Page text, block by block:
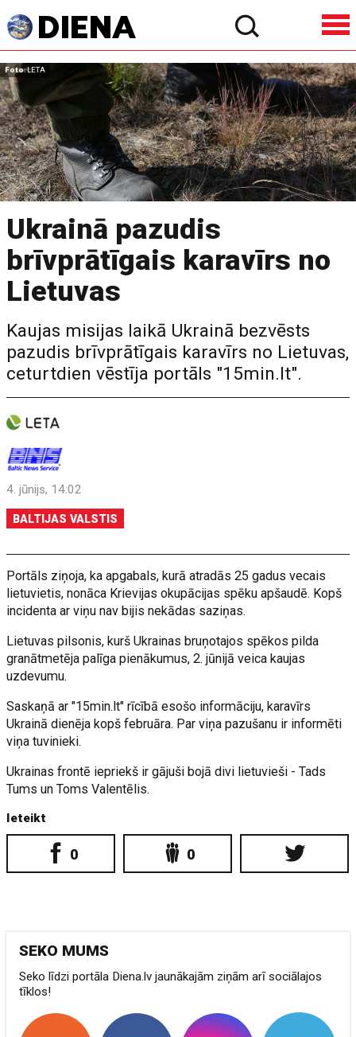
Foto: LETA
Ukrainā pazudis
brīvprātīgais karavīrs no
Lietuvas
Kaujas misijas laikā Ukrainā bezvēsts
pazudis brīvprātīgais karavīrs no Lietuvas,
ceturtdien vēstīja portāls "15min.lt".
4. jūnijs, 14:02
BALTIJAS VALSTIS
Portāls ziņoja, ka apgabals, kurā atradās 25 gadus vecais
lietuvietis, nonāca Krievijas okupācijas spēku apšaudē. Kopš
incidenta ar viņu nav bijis nekādas saziņas.
Lietuvas pilsonis, kurš Ukrainas bruņotajos spēkos pilda
granātmetēja palīga pienākumus, 2. jūnijā veica kaujas
uzdevumu.
Saskaņā ar "15min.lt" rīcībā esošo informāciju, karavīrs
Ukrainā dienēja kopš februāra. Par viņa pazušanu ir informēti
viņa tuvinieki.
Ukrainas frontē iepriekš ir gājuši bojā divi lietuvieši - Tads
Tums un Toms Valentēlis.
Ieteikt
0 0
SEKO MUMS
Seko līdzi portāla Diena.lv jaunākajām ziņām arī sociālajos
tīklos!